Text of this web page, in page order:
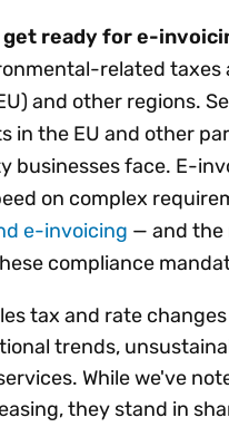
ready for e-
related
and other regions.
in the EU and other
businesses face. E-
on complex
e-invoicing — and the
compliance
tax and rate
trends,
While we've
they stand in